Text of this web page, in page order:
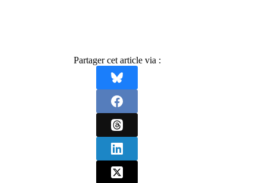
Partager cet article via :